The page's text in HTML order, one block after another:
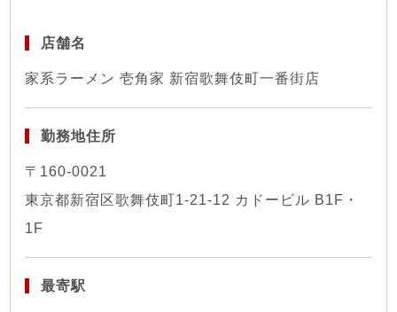
店舗名
家系ラーメン 壱角家 新宿歌舞伎町一番街店
勤務地住所
〒160-0021
東京都新宿区歌舞伎町1-21-12 カドービル B1F・
1F
最寄駅